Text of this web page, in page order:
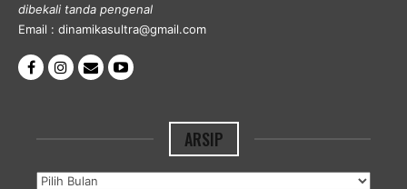
dibekali tanda pengenal
Email : dinamikasultra@gmail.com
ARSIP
Arsip